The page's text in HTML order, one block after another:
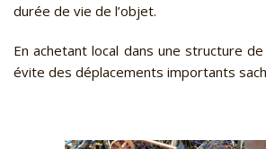
durée de vie de l’objet.
En achetant local dans une structure
évite des déplacements importants